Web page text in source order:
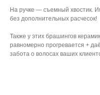
На ручке — съемный хвостик.
без дополнительных расчесок!
Также у этих брашингов
равномерно прогревается +
забота о волосах ваших